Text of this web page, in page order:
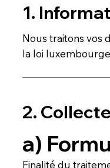
1.
Nous traitons vos
la loi
2.
a)
Finalité du